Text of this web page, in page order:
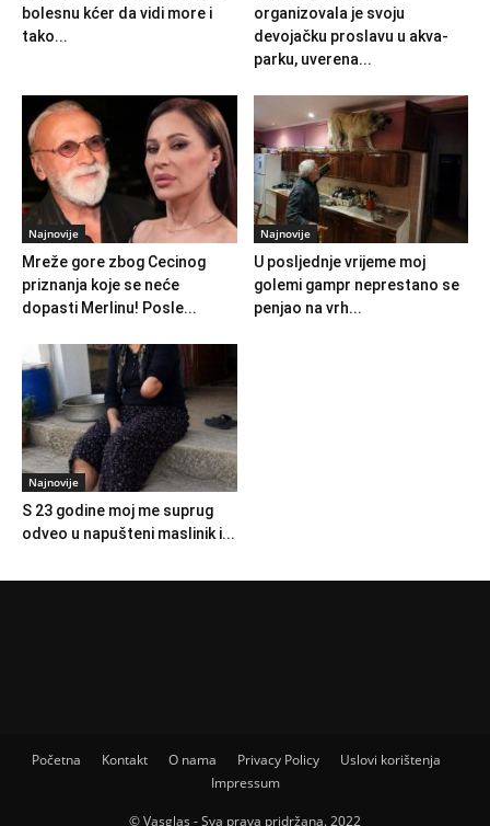
bolesnu kćer da vidi more i
tako...
organizovala je svoju
devojačku proslavu u akva-
parku, uverena...
Najnovije
Mreže gore zbog Cecinog
priznanja koje se neće
dopasti Merlinu! Posle...
Najnovije
U posljednje vrijeme moj
golemi gampr neprestano se
penjao na vrh...
Najnovije
S 23 godine moj me suprug
odveo u napušteni maslinik i...
Početna Kontakt O nama Privacy Policy
Uslovi korištenja
Impressum
© Vasglas - Sva prava pridržana. 2022